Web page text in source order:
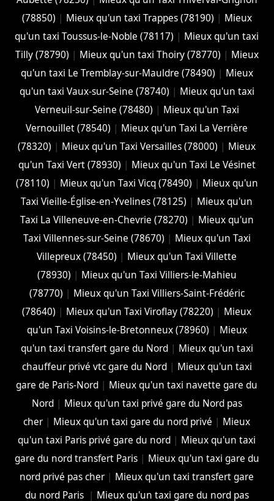
(78850) | Mieux qu'un taxi Trappes (78190) | Mieux
qu'un taxi Toussus-le-Noble (78117) | Mieux qu'un taxi
Tilly (78790) | Mieux qu'un taxi Thoiry (78770) | Mieux
qu'un taxi Le Tremblay-sur-Mauldre (78490) | Mieux
qu'un taxi Vaux-sur-Seine (78740) | Mieux qu'un taxi
Verneuil-sur-Seine (78480) | Mieux qu'un Taxi
Vernouillet (78540) | Mieux qu'un Taxi La Verrière
(78320) | Mieux qu'un Taxi Versailles (78000) | Mieux
qu'un Taxi Vert (78930) | Mieux qu'un Taxi Le Vésinet
(78110) | Mieux qu'un Taxi Vicq (78490) | Mieux qu'un
Taxi Vieille-Église-en-Yvelines (78125) | Mieux qu'un
Taxi La Villeneuve-en-Chevrie (78270) | Mieux qu'un
Taxi Villennes-sur-Seine (78670) | Mieux qu'un Taxi
Villepreux (78450) | Mieux qu'un Taxi Villette
(78930) | Mieux qu'un Taxi Villiers-le-Mahieu
(78770) | Mieux qu'un Taxi Villiers-Saint-Frédéric
(78640) | Mieux qu'un Taxi Viroflay (78220) | Mieux
qu'un Taxi Voisins-le-Bretonneux (78960) | Mieux
qu'un taxi transfert gare du Nord| Mieux qu'un taxi
chauffeur privé vtc gare du Nord| Mieux qu'un taxi
gare de Paris-Nord | Mieux qu'un taxi navette gare du
Nord| Mieux qu'un taxi privé gare du Nord pas
cher | Mieux qu'un taxi gare du nord privé | Mieux
qu'un taxi Paris privé gare du nord | Mieux qu'un taxi
gare du nord transfert Paris| Mieux qu'un taxi gare du
nord privé pas cher | Mieux qu'un taxi transfert gare
du nord Paris | Mieux qu'un taxi gare du nord pas